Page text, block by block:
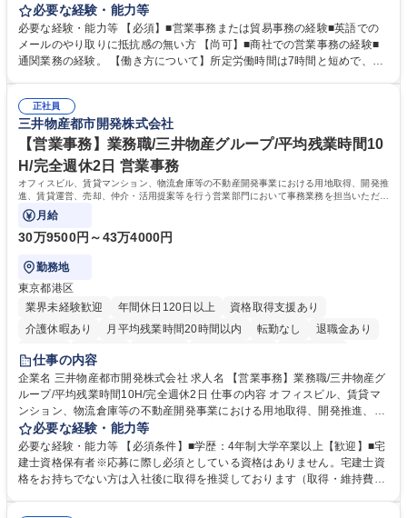
します。営業社員のサポートポジションとして、受発注から海外工場との
調整まで幅広く対応し、当社事業の根幹を支えていただきます。 ■受発注
業務、請求書発行 ■海外工場とのスケジュール調整 ■在庫管理 ■輸入書類
の確認・作成 ■配送手配 ■通関業者を通して行う輸出入業全般 ■倉庫との
ルプロデュースしているため、商品に関わる全ての業務をサポート頂きま
す。 募集職種 東京都中央区【営業事務・貿易事務】食品商社/残業少なめ/
リモート等相談可
必要な経験・能力等
必要な経験・能力等 【必須】■営業事務または貿易事務の経験■英語での
メールのやり取りに抵抗感の無い方 【尚可】■商社での営業事務の経験■
通関業務の経験。 【働き方について】所定労働時間は7時間と短めで、残
の強み】1991年の設立以来、外食産業を中心としたお客様の多様なニー
ズに沿った冷凍水産物等の生産・輸入・販売を一貫して手掛けています。
自社工場と海外拠点の強固な連携によるワンストップサービスが最大の強
みです。 学歴・資格 学歴：大学院 大学 語学力：英語 資格：
正社員
三井物産都市開発株式会社
【営業事務】業務職/三井物産グループ/平均残業時間10
H/完全週休2日 営業事務
オフィスビル、賃貸マンション、物流倉庫等の不動産開発事業における用地取得、開発推
進、賃貸運営、売却、仲介・活用提案等を行う営業部門において事務業務を担当いただき
ます。
月給
30万9500円～43万4000円
勤務地
東京都港区
業界未経験歓迎
年間休日120日以上
資格取得支援あり
介護休暇あり
月平均残業時間20時間以内 転勤なし
退職金あり
在宅OK
賞与あり
駅近5分以内
土日祝休み 寮・社宅あり
仕事の内容
企業名 三井物産都市開発株式会社 求人名 【営業事務】業務職/三井物産グ
ループ/平均残業時間10H/完全週休2日 仕事の内容 オフィスビル、賃貸マ
ンション、物流倉庫等の不動産開発事業における用地取得、開発推進、賃
貸運営、売却、仲介・活用提案等を行う営業部門において事務業務を担当
いただきます。 【詳細】・契約書管理、契約書製本、捺印対応、ファイリ
ング、登記簿取得、調書取得・支払業務（各種費用支払、支払管理、請
求・支払データ登録、取引先マスター申請対応）・予算作成及び予実管
必要な経験・能力等
必要な経験・能力等 【必須条件】■学歴：4年制大学卒業以上【歓迎】■宅
建士資格保有者※応募に際し必須としている資格はありません。宅建士資
格をお持ちでない方は入社後に取得を推奨しております（取得・維持費用